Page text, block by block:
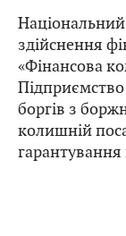
здійснення
«Фінансова
Підприємство
боргів з
колишній
гарантування